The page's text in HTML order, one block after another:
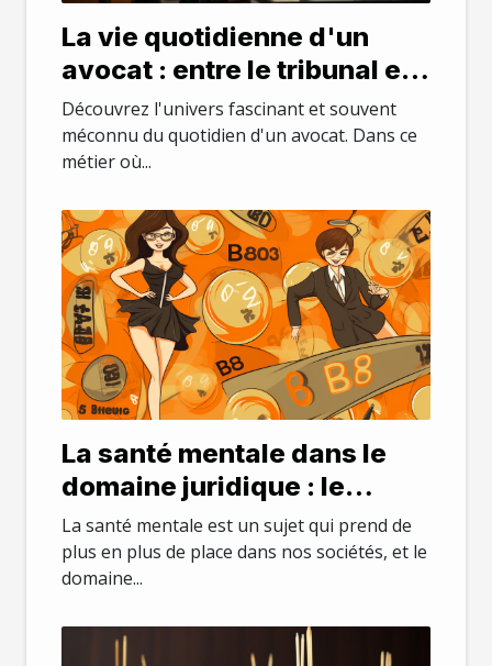
La vie quotidienne d'un
avocat : entre le tribunal et
le bureau
Découvrez l'univers fascinant et souvent
méconnu du quotidien d'un avocat. Dans ce
métier où...
La santé mentale dans le
domaine juridique : le
stress et le burnout chez les
avocats parisiens
La santé mentale est un sujet qui prend de
plus en plus de place dans nos sociétés, et le
domaine...